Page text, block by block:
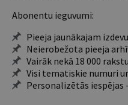
Abonentu ieguvumi:
Pieeja jaunākajam
Neierobežota pieeja
Vairāk nekā 18 000
Visi tematiskie numuri
Personalizētās iespējas